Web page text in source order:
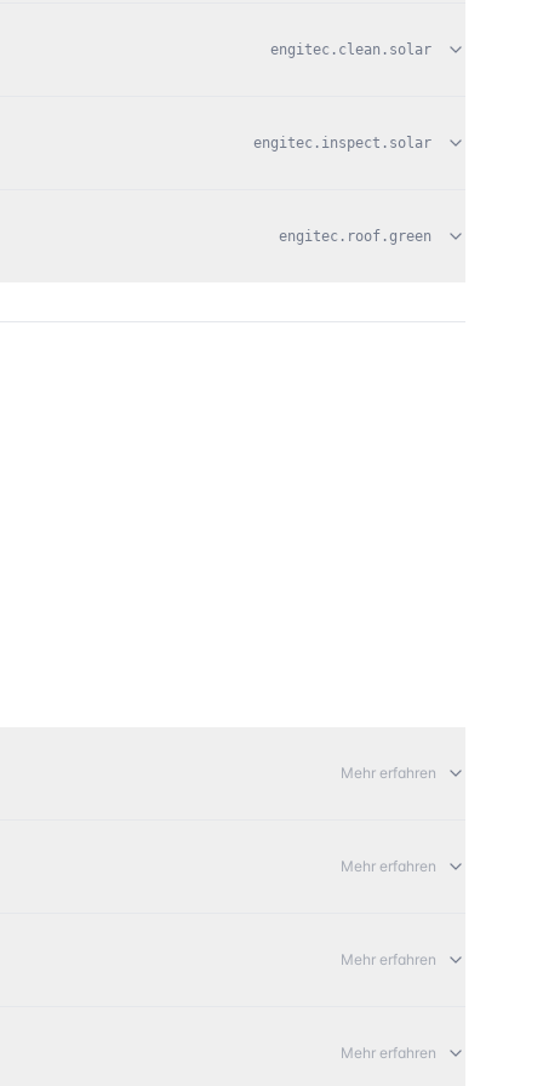
engitec.clean.solar
engitec.inspect.solar
engitec.roof.green
Mehr erfahren
Mehr erfahren
Mehr erfahren
Mehr erfahren